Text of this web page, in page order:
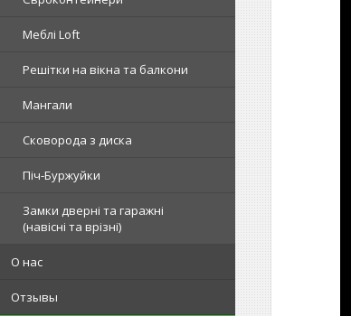
Меблі Loft
Решітки на вікна та балкони
Мангали
Сковорода з диска
Піч-Буржуйки
Замки дверні та гаражні
(навісні та врізні)
О нас
Отзывы